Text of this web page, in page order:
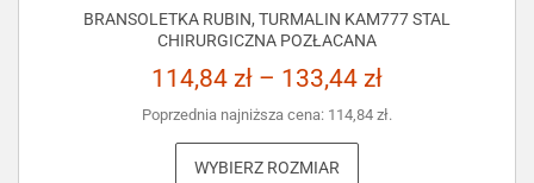
BRANSOLETKA RUBIN, TURMALIN KAM777 STAL
CHIRURGICZNA POZŁACANA
114,84 zł – 133,44 zł
Poprzednia najniższa cena: 114,84 zł.
WYBIERZ ROZMIAR